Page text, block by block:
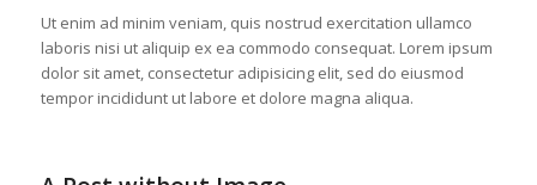
Ut enim ad minim veniam, quis nostrud exercitation ullamco
laboris nisi ut aliquip ex ea commodo consequat. Lorem ipsum
dolor sit amet, consectetur adipisicing elit, sed do eiusmod
tempor incididunt ut labore et dolore magna aliqua.